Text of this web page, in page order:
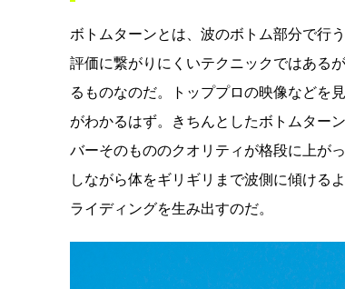
ボトムターンとは、波のボトム部分で行
評価に繋がりにくいテクニックではある
るものなのだ。トッププロの映像などを
がわかるはず。きちんとしたボトムター
バーそのもののクオリティが格段に上が
しながら体をギリギリまで波側に傾ける
ライディングを生み出すのだ。